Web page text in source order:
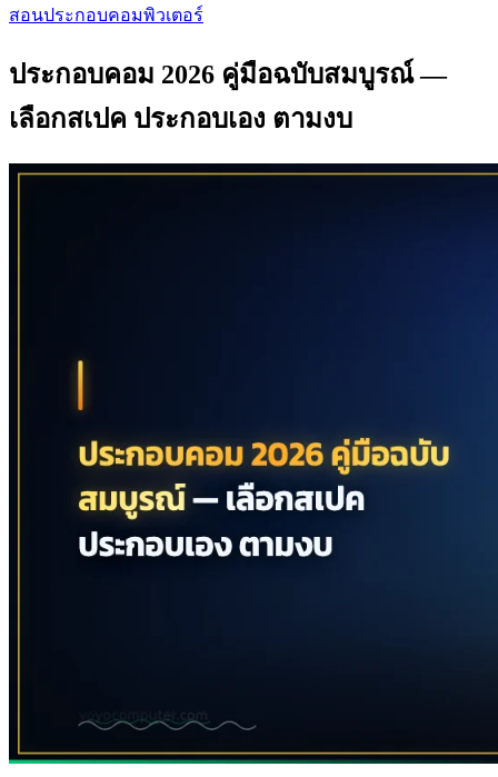
สอนประกอบคอมพิวเตอร์
ประกอบคอม 2026 คู่มือฉบับสมบูรณ์ —
เลือกสเปค ประกอบเอง ตามงบ